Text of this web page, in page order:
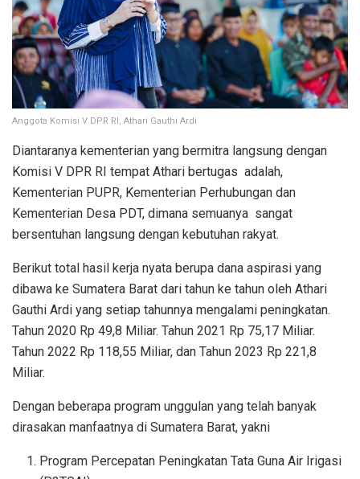
Anggota Komisi V DPR RI, Athari Gauthi Ardi
Diantaranya kementerian yang bermitra langsung dengan
Komisi V DPR RI tempat Athari bertugas adalah,
Kementerian PUPR, Kementerian Perhubungan dan
Kementerian Desa PDT, dimana semuanya sangat
bersentuhan langsung dengan kebutuhan rakyat.
Berikut total hasil kerja nyata berupa dana aspirasi yang
dibawa ke Sumatera Barat dari tahun ke tahun oleh Athari
Gauthi Ardi yang setiap tahunnya mengalami peningkatan.
Tahun 2020 Rp 49,8 Miliar. Tahun 2021 Rp 75,17 Miliar.
Tahun 2022 Rp 118,55 Miliar, dan Tahun 2023 Rp 221,8
Miliar.
Dengan beberapa program unggulan yang telah banyak
dirasakan manfaatnya di Sumatera Barat, yakni
Program Percepatan Peningkatan Tata Guna Air Irigasi